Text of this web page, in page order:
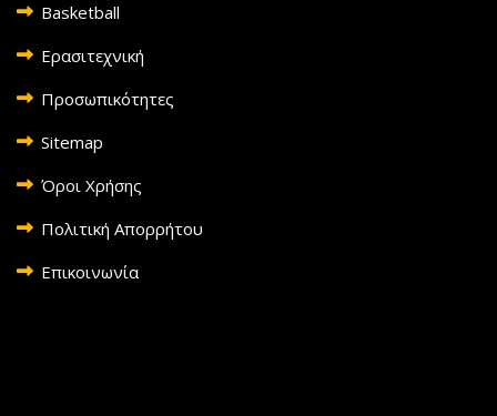
Basketball
Ερασιτεχνική
Προσωπικότητες
Sitemap
Όροι Χρήσης
Πολιτική Απορρήτου
Επικοινωνία